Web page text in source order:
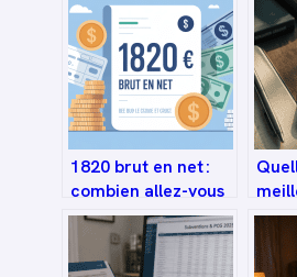
1820 brut en net :
combien allez-vous
réellement
toucher ?